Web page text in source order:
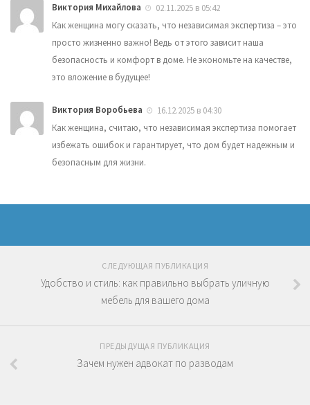
Виктория Михайлова
02.11.2025 в 05:42
Как женщина могу сказать, что независимая экспертиза – это
просто жизненно важно! Ведь от этого зависит наша
безопасность и комфорт в доме. Не экономьте на качестве,
это вложение в будущее!
Виктория Воробьева
16.12.2025 в 04:30
Как женщина, считаю, что независимая экспертиза помогает
избежать ошибок и гарантирует, что дом будет надежным и
безопасным для жизни.
СЛЕДУЮЩАЯ ПУБЛИКАЦИЯ
Удобство и стиль: как правильно выбрать уличную
мебель для вашего дома
ПРЕДЫДУЩАЯ ПУБЛИКАЦИЯ
Зачем нужен адвокат по разводам